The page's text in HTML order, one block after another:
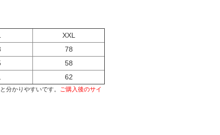
XXL
78
58
62
分かりやすいです。 ご購入後のサイ